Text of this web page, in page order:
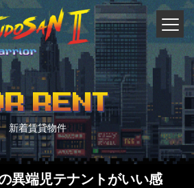
RENT
新着賃貸物件
異端児テナントがいい感